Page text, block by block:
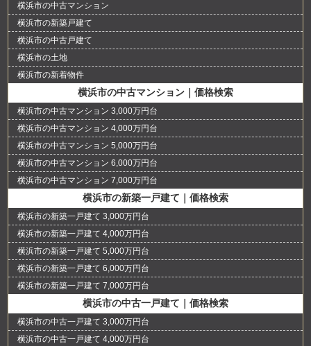
横浜市の中古マンション
横浜市の新築戸建て
横浜市の中古戸建て
横浜市の土地
横浜市の新着物件
横浜市の中古マンション｜価格検索
横浜市の中古マンション 3,000万円台
横浜市の中古マンション 4,000万円台
横浜市の中古マンション 5,000万円台
横浜市の中古マンション 6,000万円台
横浜市の中古マンション 7,000万円台
横浜市の新築一戸建て｜価格検索
横浜市の新築一戸建て 3,000万円台
横浜市の新築一戸建て 4,000万円台
横浜市の新築一戸建て 5,000万円台
横浜市の新築一戸建て 6,000万円台
横浜市の新築一戸建て 7,000万円台
横浜市の中古一戸建て｜価格検索
横浜市の中古一戸建て 3,000万円台
横浜市の中古一戸建て 4,000万円台